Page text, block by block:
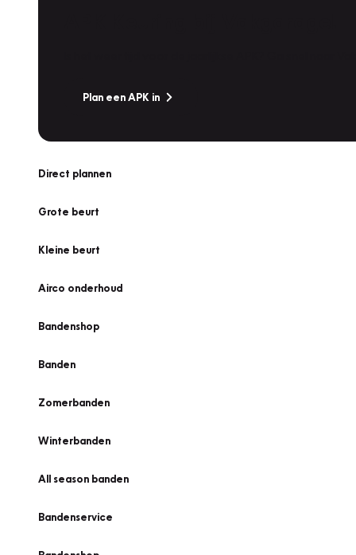
Plan een APK in
Direct plannen
Grote beurt
Kleine beurt
Airco onderhoud
Bandenshop
Banden
Zomerbanden
Winterbanden
All season banden
Bandenservice